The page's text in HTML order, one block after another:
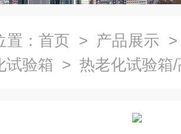
： 首页 > 产品展示
试验箱 > 热老化试验箱